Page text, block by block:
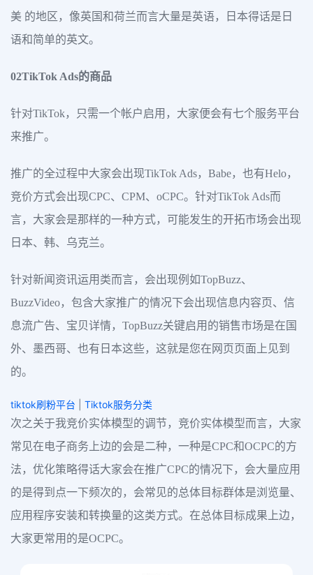
美 的地区，像英国和荷兰而言大量是英语，日本得话是日
语和简单的英文。
02TikTok Ads的商品
针对TikTok，只需一个帐户启用，大家便会有七个服务平台
来推广。
推广的全过程中大家会出现TikTok Ads，Babe，也有Helo，
竞价方式会出现CPC、CPM、oCPC。针对TikTok Ads而
言，大家会是那样的一种方式，可能发生的开拓市场会出现
日本、韩、乌克兰。
针对新闻资讯运用类而言，会出现例如TopBuzz、
BuzzVideo，包含大家推广的情况下会出现信息内容页、信
息流广告、宝贝详情，TopBuzz关键启用的销售市场是在国
外、墨西哥、也有日本这些，这就是您在网页页面上见到
的。
tiktok刷粉平台
Tiktok服务分类
次之关于我竞价实体模型的调节，竞价实体模型而言，大家
常见在电子商务上边的会是二种，一种是CPC和OCPC的方
法，优化策略得话大家会在推广CPC的情况下，会大量应用
的是得到点一下频次的，会常见的总体目标群体是浏览量、
应用程序安装和转换量的这类方式。在总体目标成果上边，
大家更常用的是OCPC。